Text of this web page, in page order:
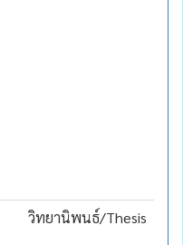
วิทยานิพนธ์/Thesis